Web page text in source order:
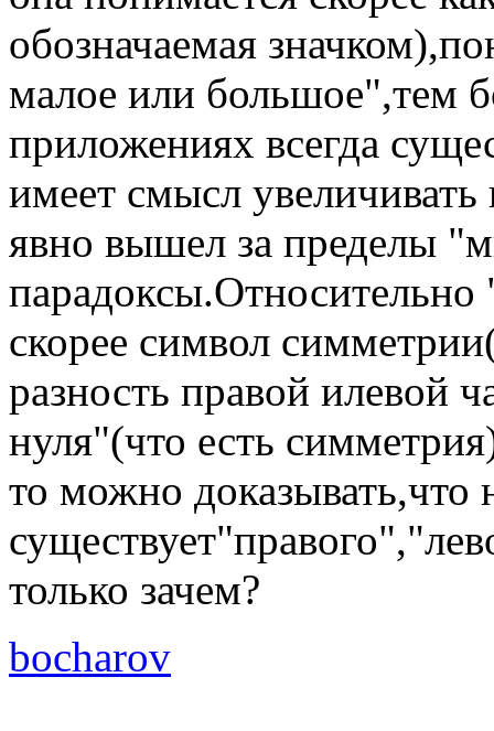
обозначаемая
малое или большое",тем
приложениях всегда
имеет смысл
явно вышел за пределы
парадоксы.Относительно
скорее символ
разность правой илевой
нуля"(что есть
то можно доказывать,что
только зачем?
bocharov